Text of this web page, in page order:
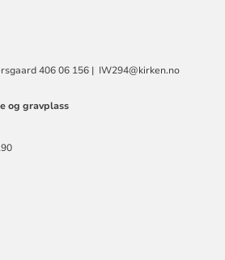
406 06 156 | IW294@kirken.no
og gravplass